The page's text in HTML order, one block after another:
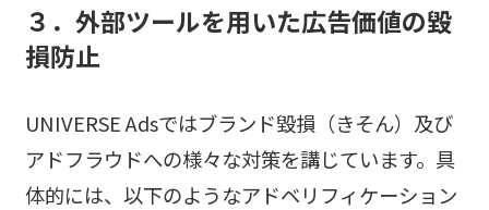
３．外部ツールを用いた広告価値の毀
損防止
UNIVERSE Adsではブランド毀損（きそん）及び
アドフラウドへの様々な対策を講じています。具
体的には、以下のようなアドベリフィケーション